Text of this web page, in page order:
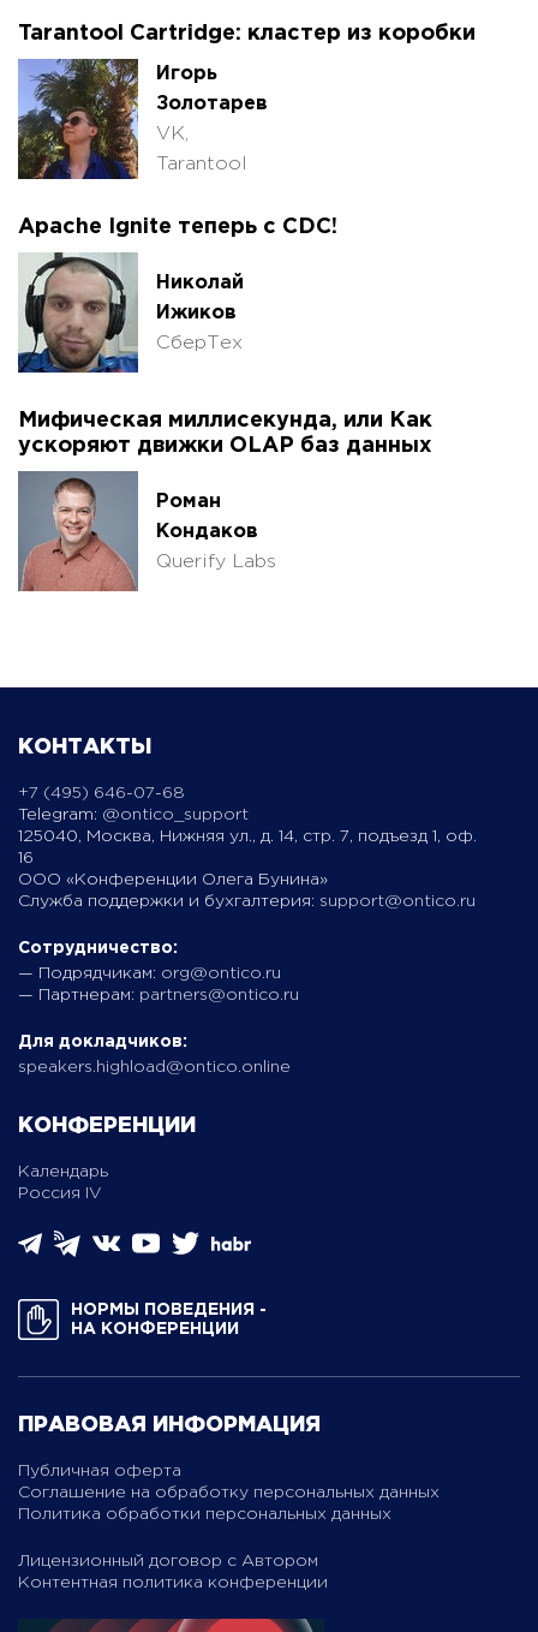
Tarantool Cartridge: кластер из коробки
Игорь
Золотарев
VK,
Tarantool
Apache Ignite теперь с CDC!
Николай
Ижиков
СберТех
Мифическая миллисекунда, или Как
ускоряют движки OLAP баз данных
Роман
Кондаков
Querify Labs
КОНТАКТЫ
+7 (495) 646-07-68
Telegram: @ontico_support
125040, Москва, Нижняя ул., д. 14, стр. 7, подъезд 1, оф.
16
ООО «Конференции Олега Бунина»
Служба поддержки и бухгалтерия: support@ontico.ru
Сотрудничество:
— Подрядчикам: org@ontico.ru
— Партнерам: partners@ontico.ru
Для докладчиков:
speakers.highload@ontico.online
КОНФЕРЕНЦИИ
Календарь
Россия IV
НОРМЫ ПОВЕДЕНИЯ ­
НА КОНФЕРЕНЦИИ
ПРАВОВАЯ ИНФОРМАЦИЯ
Публичная оферта
Соглашение на обработку персональных данных
Политика обработки персональных данных
Лицензионный договор с Автором
Контентная политика конференции